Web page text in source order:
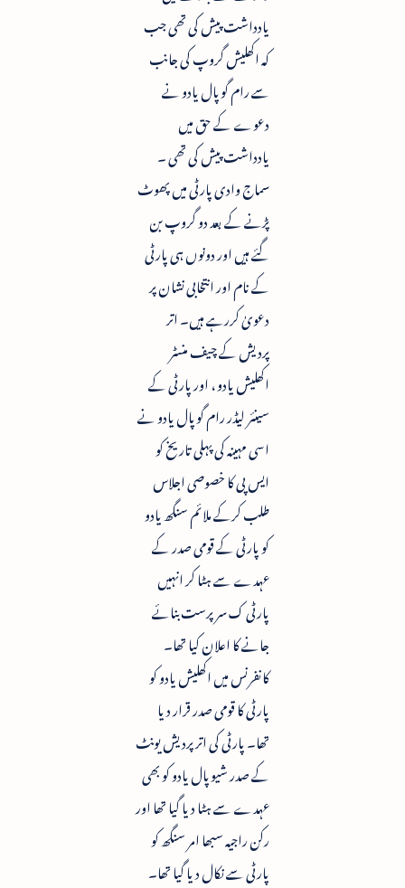
یادداشت پیش کی تھی جب
کہ اکھلیش گروپ کی جانب
سے رام گوپال یادو نے
دعوے کے حق میں
یادداشت پیش کی تھی ۔
سماج وادی پارٹی میں پھوٹ
پڑنے کے بعد دو گروپ بن
گئے ہیں اور دونوں ہی پارٹی
کے نام اور انتخابی نشان پر
دعویٰ کررہے ہیں۔ اتر
پردیش کے چیف منسٹر
اکھلیش یادو ، اور پارٹی کے
سینئر لیڈر رام گوپال یادو نے
اسی مہینہ کی پہلی تاریخ کو
ایس پی کا خصوصی اجلاس
طلب کرکے ملائم سنگھ یادو
کو پارٹی کے قومی صدر کے
عہدے سے ہٹا کر انہیں
پارٹی ک سرپرست بنائے
جانے کا اعلان کیا تھا۔
کانفرنس میں اکھلیش یادو کو
پارٹی کا قومی صدر قرار دیا
تھا۔ پارٹی کی اتر پردیش یونٹ
کے صدر شیوپال یادو کو بھی
عہدے سے ہٹا دیا گیا تھا اور
رکن راجیہ سبھا امر سنگھ کو
پارٹی سے نکال دیا گیا تھا۔